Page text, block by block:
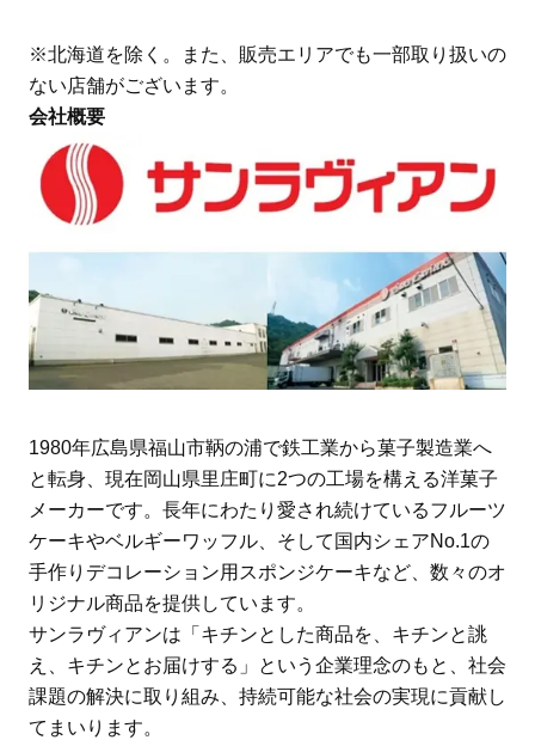
※北海道を除く。また、販売エリアでも一部取り扱いの
ない店舗がございます。
会社概要
1980年広島県福山市鞆の浦で鉄工業から菓子製造業へ
と転身、現在岡山県里庄町に2つの工場を構える洋菓子
メーカーです。長年にわたり愛され続けているフルーツ
ケーキやベルギーワッフル、そして国内シェアNo.1の
手作りデコレーション用スポンジケーキなど、数々のオ
リジナル商品を提供しています。
サンラヴィアンは「キチンとした商品を、キチンと誂
え、キチンとお届けする」という企業理念のもと、社会
課題の解決に取り組み、持続可能な社会の実現に貢献し
てまいります。